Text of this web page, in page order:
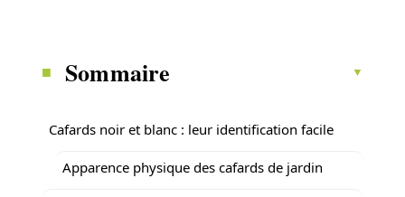
Sommaire
Cafards noir et blanc : leur identification facile
Apparence physique des cafards de jardin